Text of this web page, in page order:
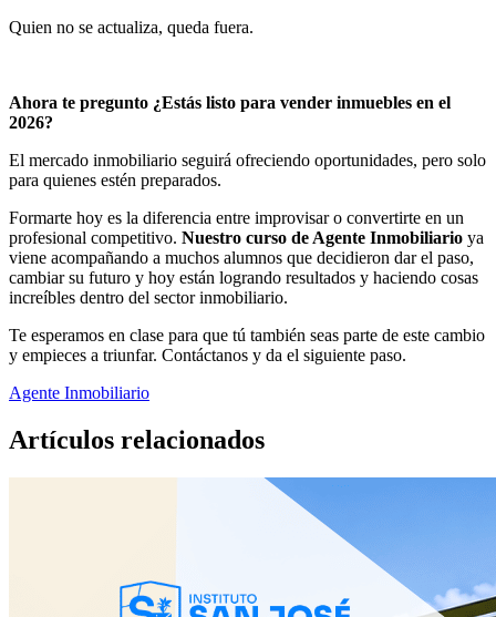
Quien no se actualiza, queda fuera.
Ahora te pregunto ¿Estás listo para vender inmuebles en el
2026?
El mercado inmobiliario seguirá ofreciendo oportunidades, pero solo
para quienes estén preparados.
Formarte hoy es la diferencia entre improvisar o convertirte en un
profesional competitivo. Nuestro curso de Agente Inmobiliario ya
viene acompañando a muchos alumnos que decidieron dar el paso,
cambiar su futuro y hoy están logrando resultados y haciendo cosas
increíbles dentro del sector inmobiliario.
Te esperamos en clase para que tú también seas parte de este cambio
y empieces a triunfar. Contáctanos y da el siguiente paso.
Agente Inmobiliario
Artículos relacionados